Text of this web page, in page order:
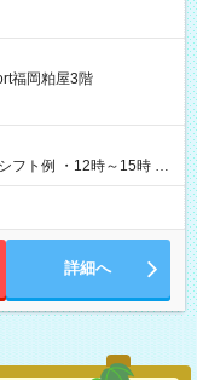
無料（Amazon負担）
福岡粕屋3階
ト例 ・12時～15時 入
請してください。
詳細へ